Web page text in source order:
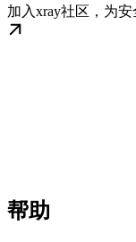
加入xray社区，为安
帮助